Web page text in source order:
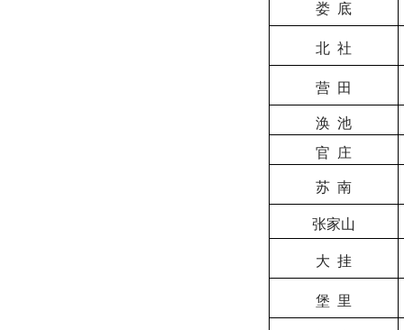
娄 底
北 社
营 田
涣 池
官
庄
苏 南
张家山
大 挂
堡 里